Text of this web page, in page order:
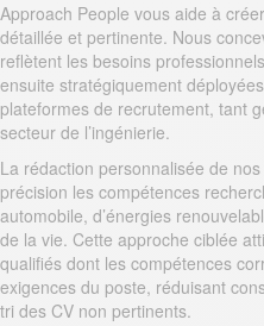
Approach People vous aide à
détaillée et pertinente. Nous
reflètent les besoins
ensuite stratégiquement
plateformes de recrutement, tant
secteur de l’ingénierie.
La rédaction personnalisée de
précision les compétences
automobile, d’énergies
de la vie. Cette approche ciblée
qualifiés dont les compétences
exigences du poste, réduisant
tri des CV non pertinents.